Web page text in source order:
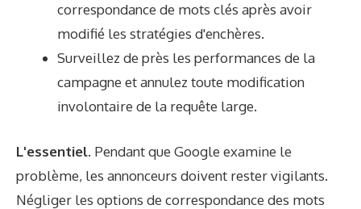
correspondance de mots clés après avoir
modifié les stratégies d'enchères.
Surveillez de près les performances de la
campagne et annulez toute modification
involontaire de la requête large.
L'essentiel. Pendant que Google examine le
problème, les annonceurs doivent rester vigilants.
Négliger les options de correspondance des mots